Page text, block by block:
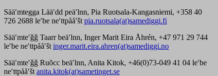
Sääʹmtegga Lääʹdd peäʹlnn, Pia Ruotsala-Kangasniemi, +358 40
726 2688 leʹbe neʹttpååʹšt pia.ruotsala(at)samediggi.fi
Sääʹmteʹǧǧ Taarr beäʹlnn, Inger Marit Eira Åhrén, +47 971 29 744
leʹbe neʹttpååʹšt inger.marit.eira.ahren(at)samediggi.no
Sääʹmteʹǧǧ Ruõcc beäʹlnn, Anita Kitok, +46(0)73-049 41 04 leʹbe
neʹttpååʹšt anita.kitok(at)sametinget.se